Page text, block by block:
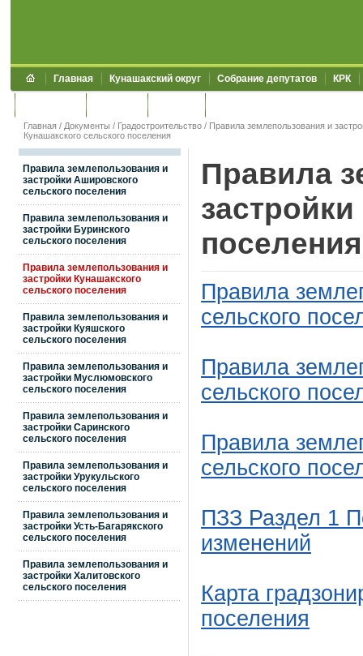
Главная Кунашакский округ Собрание депутатов КРК
Главная / Документы / Градостроительство / Правила землепользования и
Кунашакского сельского поселения
Правила землепользования и
застройки Ашировского
сельского поселения
Правила землепользования и
застройки Буринского
сельского поселения
Правила землепользования и
застройки Кунашакского
сельского поселения
Правила землепользования и
застройки Куяшского
сельского поселения
Правила землепользования и
застройки Муслюмовского
сельского поселения
Правила землепользования и
застройки Саринского
сельского поселения
Правила землепользования и
застройки Урукульского
сельского поселения
Правила землепользования и
застройки Усть-Багарякского
сельского поселения
Правила землепользования и
застройки Халитовского
сельского поселения
Правила
поселения
Правила
сельского
Правила
сельского
Правила
сельского
ПЗЗ Раздел 1
изменений
Карта
поселения